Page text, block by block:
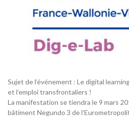
Sujet de l’événement : Le digital
et l’emploi transfrontaliers !
La manifestation se tiendra le 9 mars
bâtiment Negundo 3 de